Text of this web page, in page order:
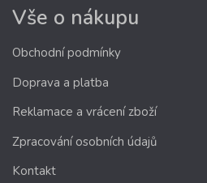
Vše o nákupu
Obchodní podmínky
Doprava a platba
Reklamace a vrácení zboží
Zpracování osobních údajů
Kontakt